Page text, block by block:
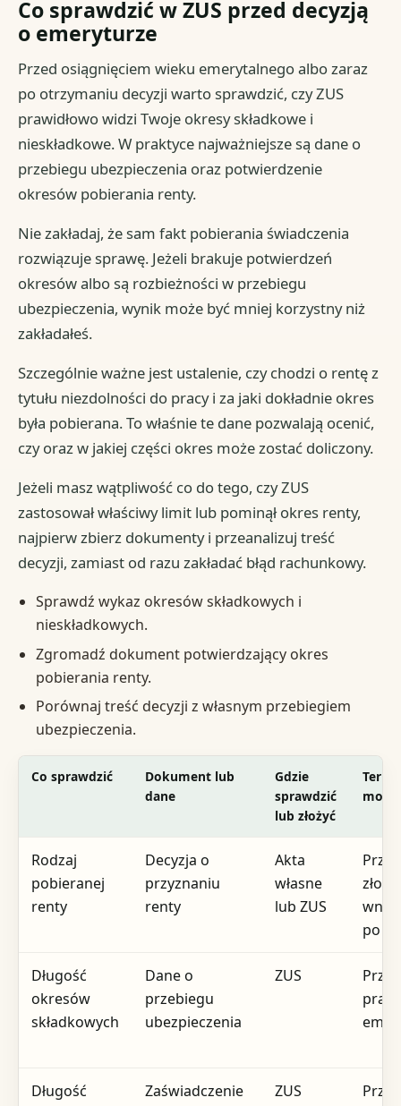
Co sprawdzić w ZUS przed decyzją
o emeryturze
Przed osiągnięciem wieku emerytalnego albo zaraz
po otrzymaniu decyzji warto sprawdzić, czy ZUS
prawidłowo widzi Twoje okresy składkowe i
nieskładkowe. W praktyce najważniejsze są dane o
przebiegu ubezpieczenia oraz potwierdzenie
okresów pobierania renty.
Nie zakładaj, że sam fakt pobierania świadczenia
rozwiązuje sprawę. Jeżeli brakuje potwierdzeń
okresów albo są rozbieżności w przebiegu
ubezpieczenia, wynik może być mniej korzystny niż
zakładałeś.
Szczególnie ważne jest ustalenie, czy chodzi o rentę z
tytułu niezdolności do pracy i za jaki dokładnie okres
była pobierana. To właśnie te dane pozwalają ocenić,
czy oraz w jakiej części okres może zostać doliczony.
Jeżeli masz wątpliwość co do tego, czy ZUS
zastosował właściwy limit lub pominął okres renty,
najpierw zbierz dokumenty i przeanalizuj treść
decyzji, zamiast od razu zakładać błąd rachunkowy.
Sprawdź wykaz okresów składkowych i
nieskładkowych.
Zgromadź dokument potwierdzający okres
pobierania renty.
Porównaj treść decyzji z własnym przebiegiem
ubezpieczenia.
Co sprawdzić
Dokument lub
dane
Gdzie
sprawdzić
lub złożyć
Rodzaj
pobieranej
renty
Decyzja o
przyznaniu
renty
Akta
własne
lub ZUS
po
Długość
okresów
składkowych
Dane o
przebiegu
ubezpieczenia
ZUS
Długość
Zaświadczenie
ZUS